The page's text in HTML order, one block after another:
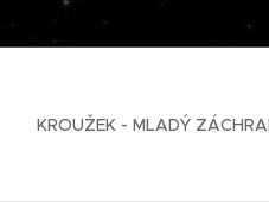
KROUŽEK - MLADÝ